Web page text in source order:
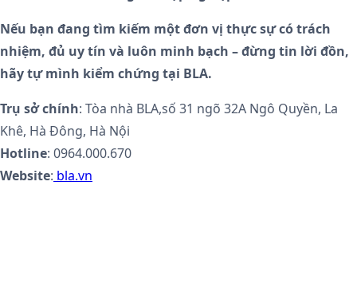
Nếu bạn đang tìm kiếm một đơn vị thực sự có trách
nhiệm, đủ uy tín và luôn minh bạch – đừng tin lời đồn,
hãy tự mình kiểm chứng tại BLA.
Trụ sở chính: Tòa nhà BLA,số 31 ngõ 32A Ngô Quyền, La
Khê, Hà Đông, Hà Nội
Hotline: 0964.000.670
Website: bla.vn